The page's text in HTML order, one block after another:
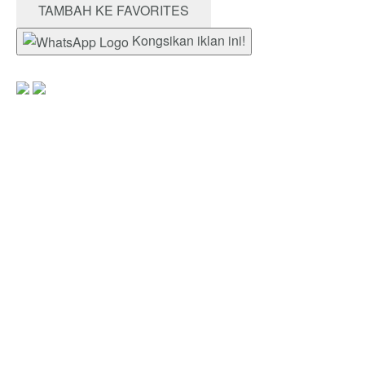
TAMBAH KE FAVORITES
Kongsikan iklan ini!